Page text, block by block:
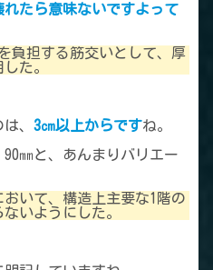
たら意味ないですよって
負担する筋交いとして、厚
た。
、 3㎝以上からですね。
90㎜と、あんまりバリエー
いて、構造上主要な1階の
いようにした。